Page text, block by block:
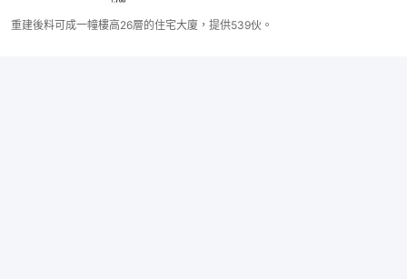
重建後料可成一幢樓高26層的住宅大廈，提供539伙。